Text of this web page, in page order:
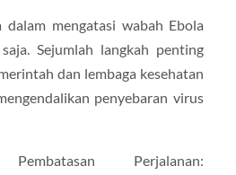
dalam mengatasi wabah Ebola
Sejumlah langkah penting
dan lembaga kesehatan
penyebaran virus
Pembatasan Perjalanan: